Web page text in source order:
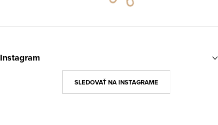
áInstagram
SLEDOVAŤ NA INSTAGRAME